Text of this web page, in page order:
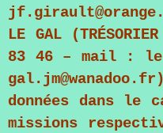
LE GAL
83 46 – mail :
données dans le
missions